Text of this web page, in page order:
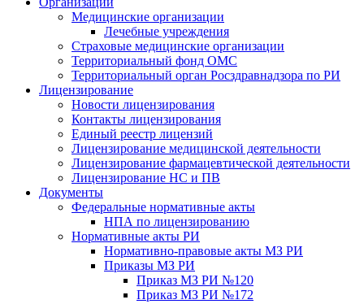
Медицинские организации
Лечебные учреждения
Страховые медицинские организации
Территориальный фонд ОМС
Территориальный орган Росздравнадзора по РИ
Лицензирование
Новости лицензирования
Контакты лицензирования
Единый реестр лицензий
Лицензирование медицинской деятельности
Лицензирование фармацевтической деятельности
Лицензирование НС и ПВ
Документы
Федеральные нормативные акты
НПА по лицензированию
Нормативные акты РИ
Нормативно-правовые акты МЗ РИ
Приказы МЗ РИ
Приказ МЗ РИ №120
Приказ МЗ РИ №172